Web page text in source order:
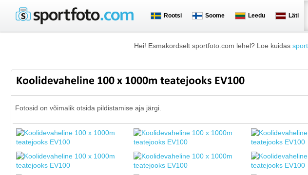
Rootsi Soome Leedu Läti
Hei! Esmakordselt sportfoto.com lehel? Loe kuidas
Koolidevaheline 100 x 1000m teatejooks EV100
Fotosid on võimalik otsida pildistamise aja järgi.